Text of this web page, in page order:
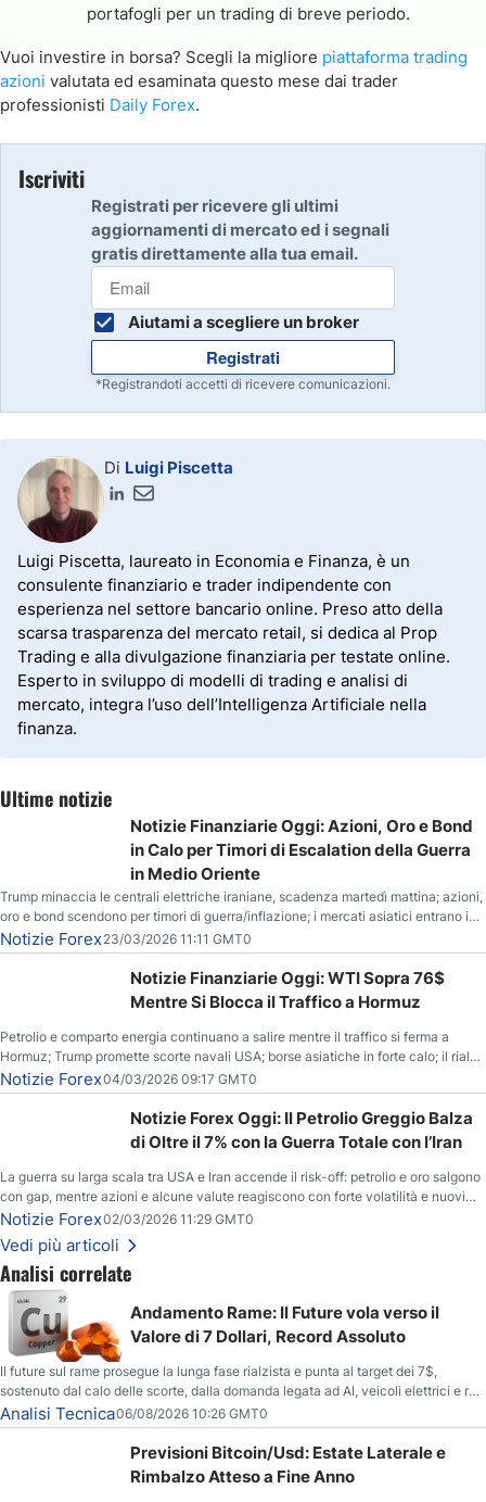
portafogli per un trading di breve periodo.
Vuoi investire in borsa? Scegli la migliore piattaforma trading
azioni valutata ed esaminata questo mese dai trader
professionisti Daily Forex.
Iscriviti
Registrati per ricevere gli ultimi
aggiornamenti di mercato ed i segnali
gratis direttamente alla tua email.
Aiutami a scegliere un broker
Registrati
*Registrandoti accetti di ricevere comunicazioni.
Di Luigi Piscetta
Luigi Piscetta, laureato in Economia e Finanza, è un
consulente finanziario e trader indipendente con
esperienza nel settore bancario online. Preso atto della
scarsa trasparenza del mercato retail, si dedica al Prop
Trading e alla divulgazione finanziaria per testate online.
Esperto in sviluppo di modelli di trading e analisi di
mercato, integra l’uso dell’Intelligenza Artificiale nella
finanza.
Ultime notizie
Notizie Finanziarie Oggi: Azioni, Oro e Bond
in Calo per Timori di Escalation della Guerra
in Medio Oriente
Trump minaccia le centrali elettriche iraniane, scadenza martedì mattina; azioni,
oro e bond scendono per timori di guerra/inflazione; i mercati asiatici entrano in
correzione; il petrolio greggio resta stabile.
Notizie Forex23/03/2026 11:11 GMT0
Notizie Finanziarie Oggi: WTI Sopra 76$
Mentre Si Blocca il Traffico a Hormuz
Petrolio e comparto energia continuano a salire mentre il traffico si ferma a
Hormuz; Trump promette scorte navali USA; borse asiatiche in forte calo; il rialzo
del gas naturale mette pressione all’euro.
Notizie Forex04/03/2026 09:17 GMT0
Notizie Forex Oggi: Il Petrolio Greggio Balza
di Oltre il 7% con la Guerra Totale con l’Iran
La guerra su larga scala tra USA e Iran accende il risk-off: petrolio e oro salgono
con gap, mentre azioni e alcune valute reagiscono con forte volatilità e nuovi
livelli da monitorare.
Notizie Forex02/03/2026 11:29 GMT0
Vedi più articoli
Analisi correlate
Andamento Rame: Il Future vola verso il
Valore di 7 Dollari, Record Assoluto
Il future sul rame prosegue la lunga fase rialzista e punta al target dei 7$,
sostenuto dal calo delle scorte, dalla domanda legata ad AI, veicoli elettrici e reti
energetiche, e dai timori di deficit produttivo dal 2028.
Analisi Tecnica06/08/2026 10:26 GMT0
Previsioni Bitcoin/Usd: Estate Laterale e
Rimbalzo Atteso a Fine Anno